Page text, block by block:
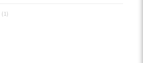
(1)